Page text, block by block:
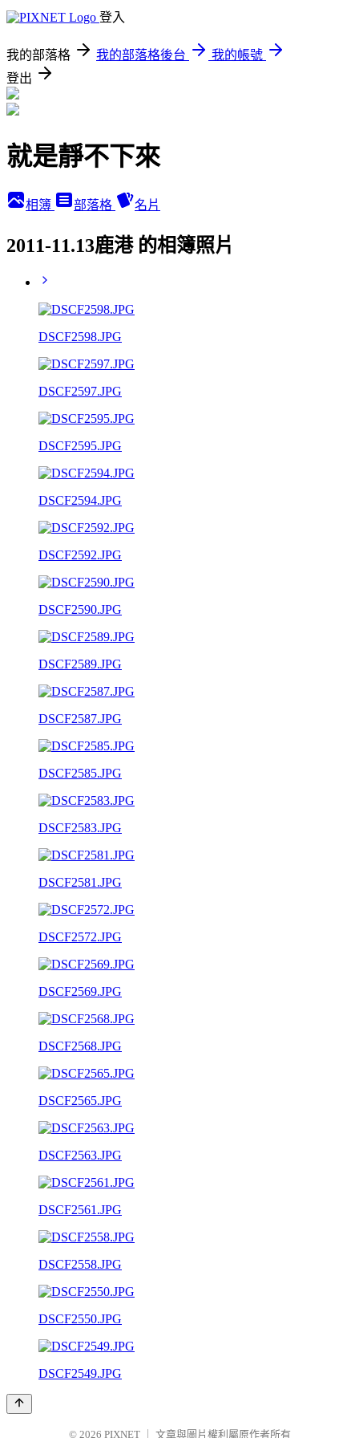
登入
我的部落格 我的部落格後台
我的帳號
登出
就是靜不下來
相簿 部落格 名片
2011-11.13鹿港 的相簿照片
DSCF2598.JPG
DSCF2597.JPG
DSCF2595.JPG
DSCF2594.JPG
DSCF2592.JPG
DSCF2590.JPG
DSCF2589.JPG
DSCF2587.JPG
DSCF2585.JPG
DSCF2583.JPG
DSCF2581.JPG
DSCF2572.JPG
DSCF2569.JPG
DSCF2568.JPG
DSCF2565.JPG
DSCF2563.JPG
DSCF2561.JPG
DSCF2558.JPG
DSCF2550.JPG
DSCF2549.JPG
© 2026 PIXNET 文章與圖片權利屬原作者所有